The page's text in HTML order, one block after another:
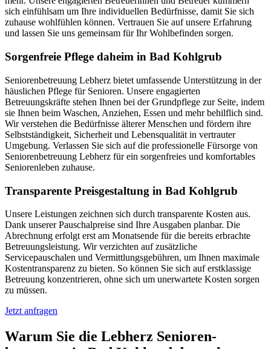
sich einfühlsam um Ihre individuellen Bedürfnisse, damit Sie sich
zuhause wohlfühlen können. Vertrauen Sie auf unsere Erfahrung
und lassen Sie uns gemeinsam für Ihr Wohlbefinden sorgen.
Sorgenfreie Pflege daheim in Bad Kohlgrub
Seniorenbetreuung Lebherz bietet umfassende Unterstützung in der
häuslichen Pflege für Senioren. Unsere engagierten
Betreuungskräfte stehen Ihnen bei der Grundpflege zur Seite, indem
sie Ihnen beim Waschen, Anziehen, Essen und mehr behilflich sind.
Wir verstehen die Bedürfnisse älterer Menschen und fördern ihre
Selbstständigkeit, Sicherheit und Lebensqualität in vertrauter
Umgebung. Verlassen Sie sich auf die professionelle Fürsorge von
Seniorenbetreuung Lebherz für ein sorgenfreies und komfortables
Seniorenleben zuhause.
Transparente Preisgestaltung in Bad Kohlgrub
Unsere Leistungen zeichnen sich durch transparente Kosten aus.
Dank unserer Pauschalpreise sind Ihre Ausgaben planbar. Die
Abrechnung erfolgt erst am Monatsende für die bereits erbrachte
Betreuungsleistung. Wir verzichten auf zusätzliche
Servicepauschalen und Vermittlungsgebühren, um Ihnen maximale
Kostentransparenz zu bieten. So können Sie sich auf erstklassige
Betreuung konzentrieren, ohne sich um unerwartete Kosten sorgen
zu müssen.
Jetzt anfragen
Warum Sie die Lebherz Senioren­